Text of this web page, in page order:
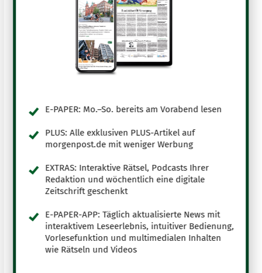
E-PAPER: Mo.–So. bereits am Vorabend lesen
PLUS: Alle exklusiven PLUS-Artikel auf
morgenpost.de mit weniger Werbung
EXTRAS: Interaktive Rätsel, Podcasts Ihrer
Redaktion und wöchentlich eine digitale
Zeitschrift geschenkt
E-PAPER-APP: Täglich aktualisierte News mit
interaktivem Leseerlebnis, intuitiver Bedienung,
Vorlesefunktion und multimedialen Inhalten
wie Rätseln und Videos